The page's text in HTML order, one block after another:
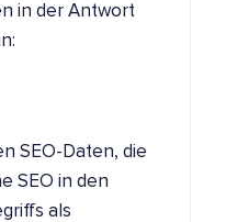
in der Antwort
SEO-Daten, die
SEO in den
als